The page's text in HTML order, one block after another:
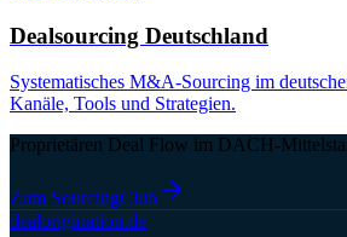
Dealsourcing Deutschland
Systematisches M&A-Sourcing im
Kanäle, Tools und Strategien.
Proprietären Deal Flow im DACH-
Zum SourcingClub
dealorigination.de